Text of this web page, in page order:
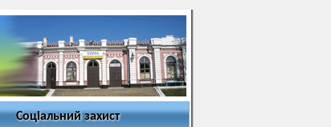
Соціальний захист